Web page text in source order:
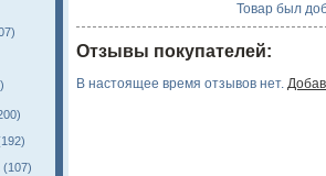
(107)
Товар был
Отзывы покупателей:
В настоящее время отзывов нет.